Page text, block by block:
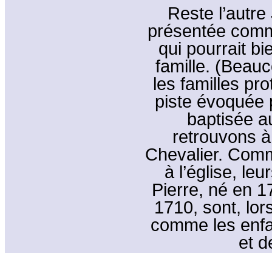
Reste
présentée
qui pourrait
famille.
les familles
piste évoquée
baptisée
retrouvons
Chevalier.
à l’église,
Pierre, né en
1710, sont,
comme les
et